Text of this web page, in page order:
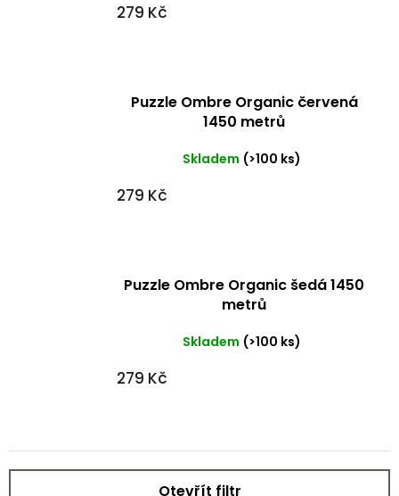
279 Kč
Puzzle Ombre Organic červená
1450 metrů
Skladem (>100 ks)
279 Kč
Puzzle Ombre Organic šedá 1450
metrů
Skladem (>100 ks)
279 Kč
Otevřít filtr